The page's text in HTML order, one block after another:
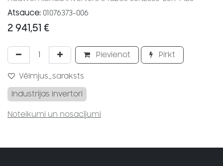
Atsauce: 01076373-006
2 941,51 €
Pievienot Pirkt
Vēlmjus_saraksts
Industrijas invertori
Noteikumi un nosacījumi